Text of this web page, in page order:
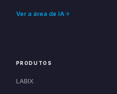
Ver a área de IA
PRODUTOS
LABIX